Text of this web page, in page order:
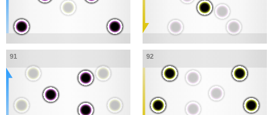
91 92